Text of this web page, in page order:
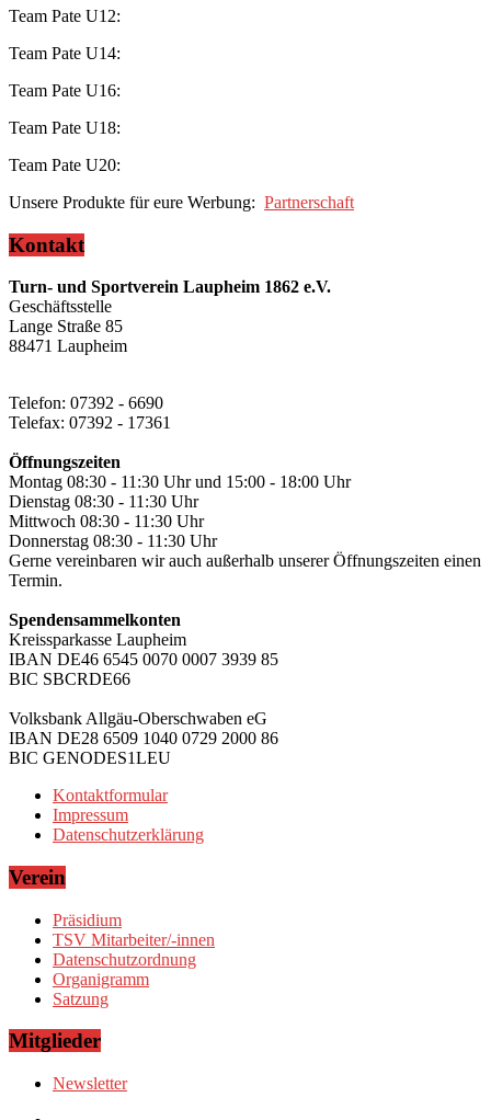
Team Pate U12:
Team Pate U14:
Team Pate U16:
Team Pate U18:
Team Pate U20:
Unsere Produkte für eure Werbung: Partnerschaft
Kontakt
Turn- und Sportverein Laupheim 1862 e.V.
Geschäftsstelle
Lange Straße 85
88471 Laupheim
Telefon: 07392 - 6690
Telefax: 07392 - 17361
Öffnungszeiten
Montag 08:30 - 11:30 Uhr und 15:00 - 18:00 Uhr
Dienstag 08:30 - 11:30 Uhr
Mittwoch 08:30 - 11:30 Uhr
Donnerstag 08:30 - 11:30 Uhr
Gerne vereinbaren wir auch außerhalb unserer Öffnungszeiten einen
Termin.
Spendensammelkonten
Kreissparkasse Laupheim
IBAN DE46 6545 0070 0007 3939 85
BIC SBCRDE66
Volksbank Allgäu-Oberschwaben eG
IBAN DE28 6509 1040 0729 2000 86
BIC GENODES1LEU
Kontaktformular
Impressum
Datenschutzerklärung
Verein
Präsidium
TSV Mitarbeiter/-innen
Datenschutzordnung
Organigramm
Satzung
Mitglieder
Newsletter